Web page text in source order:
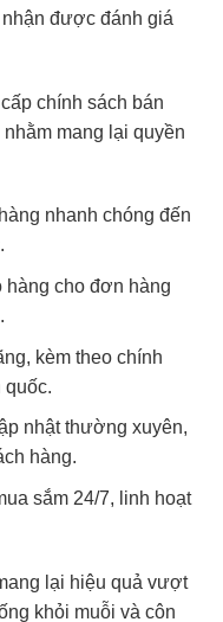
được đánh giá
chính sách bán
mang lại quyền
nhanh chóng đến
hàng cho đơn hàng
kèm theo chính
quốc.
nhật thường xuyên,
hàng.
sắm 24/7, linh hoạt
lại hiệu quả vượt
khỏi muỗi và côn